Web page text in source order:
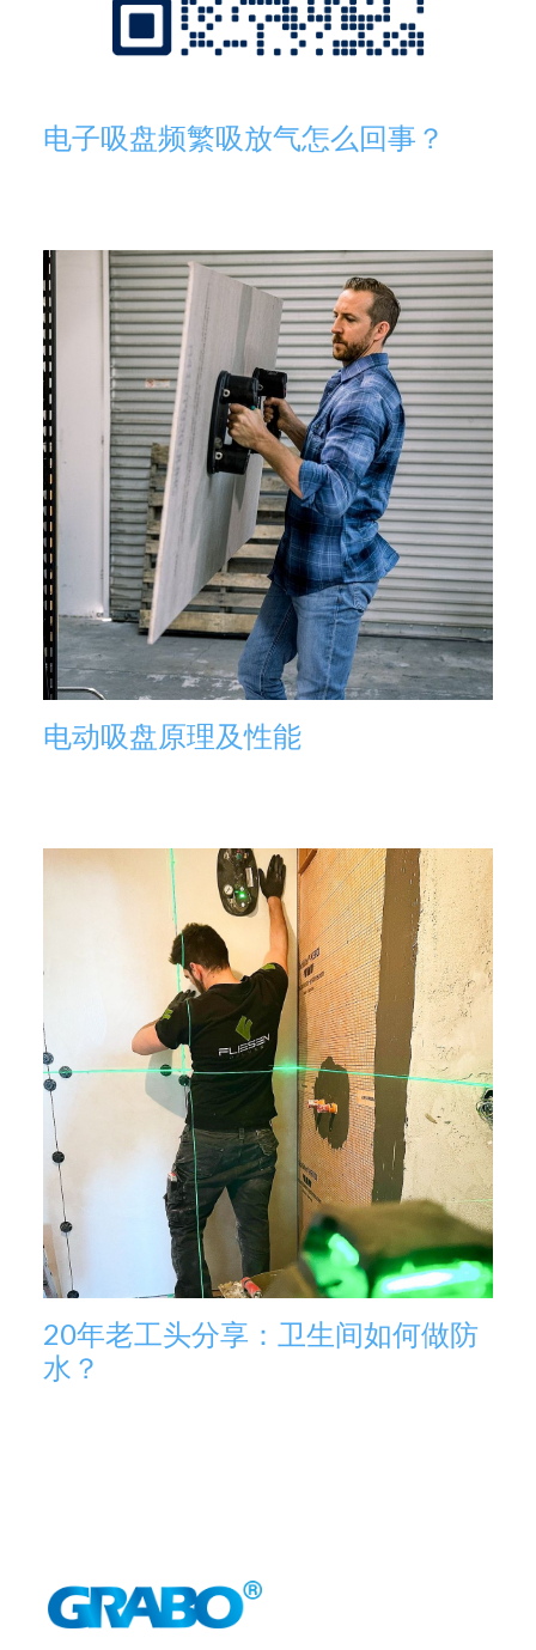
电子吸盘频繁吸放气怎么回事？
电动吸盘原理及性能
20年老工头分享：卫生间如何做防
水？